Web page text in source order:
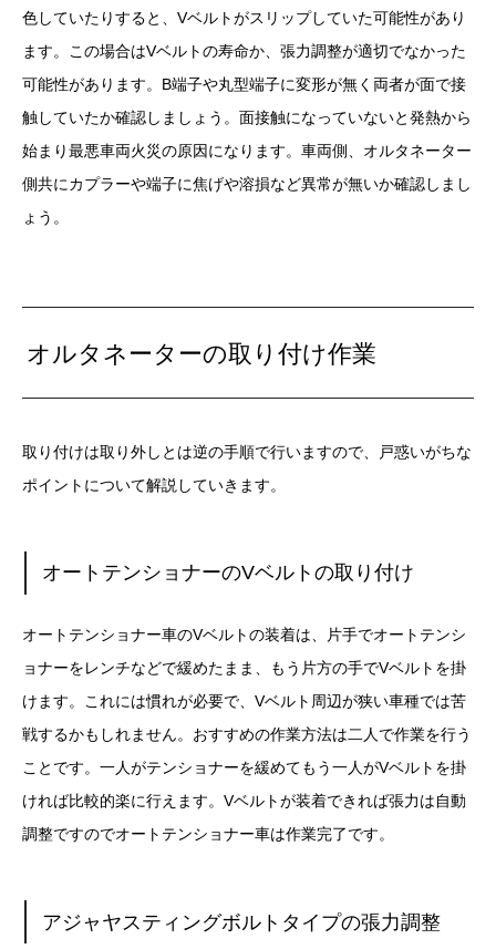
色していたりすると、Vベルトがスリップしていた可能性があり
ます。この場合はVベルトの寿命か、張力調整が適切でなかった
可能性があります。B端子や丸型端子に変形が無く両者が面で接
触していたか確認しましょう。面接触になっていないと発熱から
始まり最悪車両火災の原因になります。車両側、オルタネーター
側共にカプラーや端子に焦げや溶損など異常が無いか確認しまし
ょう。
オルタネーターの取り付け作業
取り付けは取り外しとは逆の手順で行いますので、戸惑いがちな
ポイントについて解説していきます。
オートテンショナーのVベルトの取り付け
オートテンショナー車のVベルトの装着は、片手でオートテンシ
ョナーをレンチなどで緩めたまま、もう片方の手でVベルトを掛
けます。これには慣れが必要で、Vベルト周辺が狭い車種では苦
戦するかもしれません。おすすめの作業方法は二人で作業を行う
ことです。一人がテンショナーを緩めてもう一人がVベルトを掛
ければ比較的楽に行えます。Vベルトが装着できれば張力は自動
調整ですのでオートテンショナー車は作業完了です。
アジャヤスティングボルトタイプの張力調整